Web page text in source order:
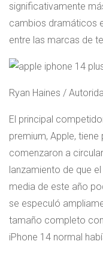
significativamente
cambios dramáticos
entre las marcas de
Ryan Haines /
El principal
premium, Apple,
comenzaron a
lanzamiento de que
media de este año
se especuló
tamaño completo
iPhone 14 normal